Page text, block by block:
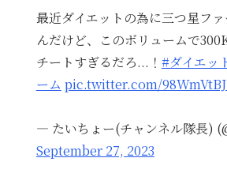
最近ダイエットの為に三つ星フ
んだけど、このボリュームで
チートすぎるだろ...！ #ダイエッ
ーム pic.twitter.com/
— たいちょー(チャンネル隊長)
September 27, 2023